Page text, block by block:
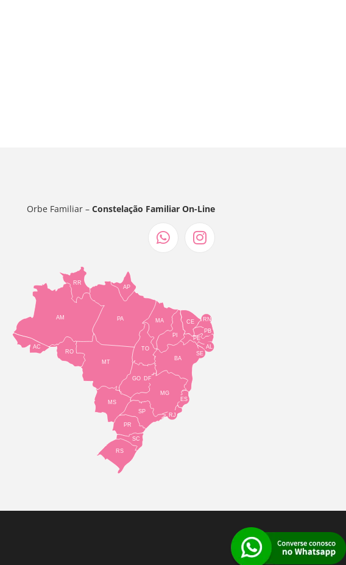
Orbe Familiar –Constelação Familiar On-Line
TO
BA
SE
PE
AL
RN
CE
PI
MA
AP
PA
RR
AM
AC
RO
MT
MS
GO
PR
SC
RS
SP
MG
RJ
ES
DF
PB